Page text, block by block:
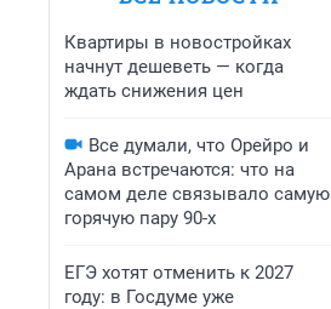
Квартиры в новостройках
начнут дешеветь — когда
ждать снижения цен
Все думали, что Орейро и
Арана встречаются: что на
самом деле связывало самую
горячую пару 90-х
ЕГЭ хотят отменить к 2027
году: в Госдуме уже